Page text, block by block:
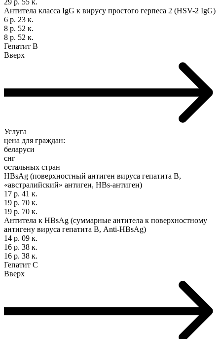
29 р. 55 к.
Антитела класса IgG к вирусу простого герпеса 2 (HSV-2 IgG)
6 р. 23 к.
8 р. 52 к.
8 р. 52 к.
Гепатит В
Вверх
Услуга
цена для граждан:
беларуси
снг
остальных стран
НВsAg (поверхностный антиген вируса гепатита В,
«австралийский» антиген, HBs-антиген)
17 р. 41 к.
19 р. 70 к.
19 р. 70 к.
Антитела к НВsAg (суммарные антитела к поверхностному
антигену вируса гепатита В, Anti-HBsAg)
14 р. 09 к.
16 р. 38 к.
16 р. 38 к.
Гепатит С
Вверх